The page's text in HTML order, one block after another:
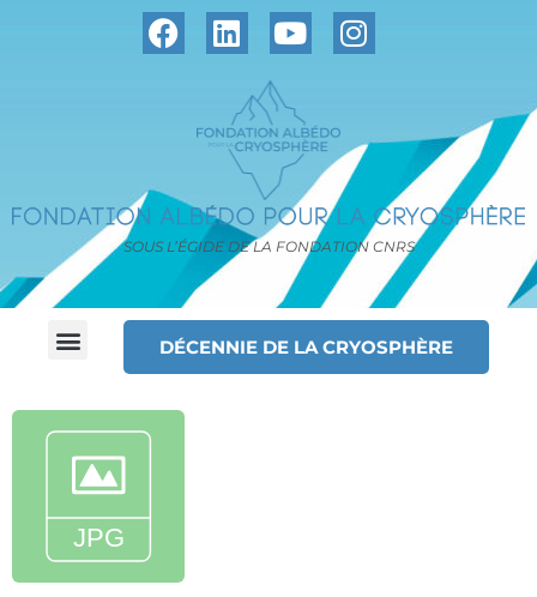
SOUS L’ÉGIDE DE LA FONDATION CNRS
DÉCENNIE DE LA CRYOSPHÈRE